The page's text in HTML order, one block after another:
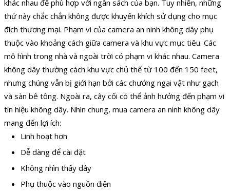
khác nhau để phù hợp với ngân sách của bạn. Tuy nhiên, những
thứ này chắc chắn không được khuyến khích sử dụng cho mục
đích thương mại. Phạm vi của camera an ninh không dây phụ
thuộc vào khoảng cách giữa camera và khu vực mục tiêu. Các
mô hình trong nhà và ngoài trời có phạm vi khác nhau. Camera
không dây thường cách khu vực chủ thể từ 100 đến 150 feet,
nhưng chúng vẫn bị giới hạn bởi các chướng ngại vật như gạch
và sàn bê tông. Ngoài ra, cây cối có thể ảnh hưởng đến phạm vi
tín hiệu không dây. Nhìn chung, mua camera an ninh không dây
mang đến lợi ích:
Linh hoạt hơn
Dễ dàng để cài đặt
Không nhìn thấy dây
Phụ thuộc vào nguồn điện